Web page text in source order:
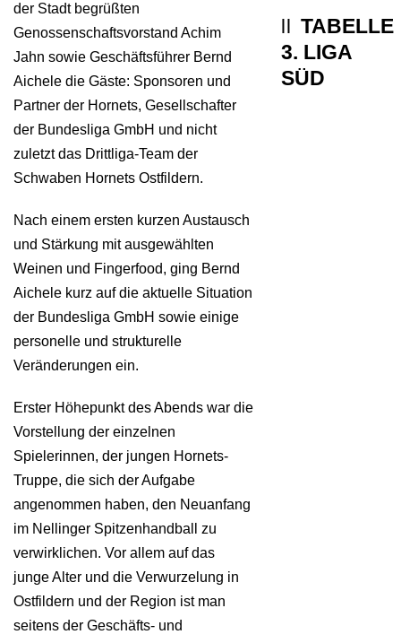
der Stadt begrüßten
Genossenschaftsvorstand Achim
Jahn sowie Geschäftsführer Bernd
Aichele die Gäste: Sponsoren und
Partner der Hornets, Gesellschafter
der Bundesliga GmbH und nicht
zuletzt das Drittliga-Team der
Schwaben Hornets Ostfildern.
Nach einem ersten kurzen Austausch
und Stärkung mit ausgewählten
Weinen und Fingerfood, ging Bernd
Aichele kurz auf die aktuelle Situation
der Bundesliga GmbH sowie einige
personelle und strukturelle
Veränderungen ein.
Erster Höhepunkt des Abends war die
Vorstellung der einzelnen
Spielerinnen, der jungen Hornets-
Truppe, die sich der Aufgabe
angenommen haben, den Neuanfang
im Nellinger Spitzenhandball zu
verwirklichen. Vor allem auf das
junge Alter und die Verwurzelung in
Ostfildern und der Region ist man
seitens der Geschäfts- und
TABELLE
3. LIGA
SÜD